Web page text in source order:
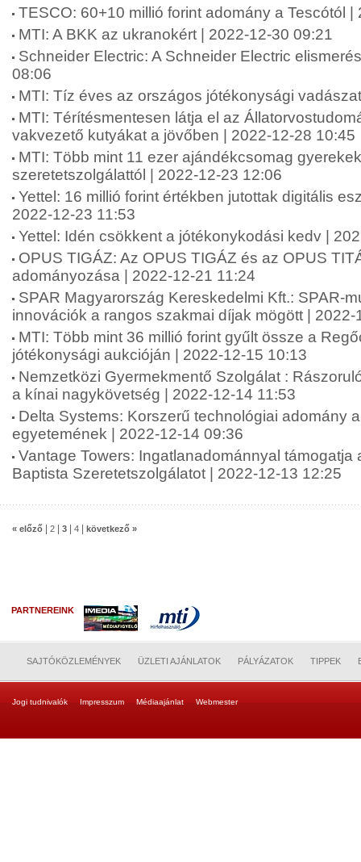
TESCO: 60+10 millió forint adomány a Tescótól |
MTI: A BKK az ukranokért | 2022-12-30 09:21
Schneider Electric: A Schneider Electric
08:06
MTI: Tíz éves az országos jótékonysági
MTI: Térítésmentesen látja el az
vakvezető kutyákat a jövőben | 2022-12-28 10:45
MTI: Több mint 11 ezer ajándékcsomag
szeretetszolgálattól | 2022-12-23 12:06
Yettel: 16 millió forint értékben jutottak digitális
2022-12-23 11:53
Yettel: Idén csökkent a jótékonykodási kedv |
OPUS TIGÁZ: Az OPUS TIGÁZ és az OPUS
adományozása | 2022-12-21 11:24
SPAR Magyarország Kereskedelmi Kft.: SPAR-
innovációk a rangos szakmai díjak mögött | 2022-
MTI: Több mint 36 millió forint gyűlt össze a
jótékonysági aukcióján | 2022-12-15 10:13
Nemzetközi Gyermekmentő Szolgálat :
a kínai nagykövetség | 2022-12-14 11:53
Delta Systems: Korszerű technológiai adomány
egyetemének | 2022-12-14 09:36
Vantage Towers: Ingatlanadománnyal támogatja
Baptista Szeretetszolgálatot | 2022-12-13 12:25
« előző 2 3 4 következő »
PARTNEREINK
SAJTÓKÖZLEMÉNYEK ÜZLETI AJÁNLATOK PÁLYÁZATOK TIPPEK
Jogi tudnivalók Impresszum Médiaajánlat Webmester